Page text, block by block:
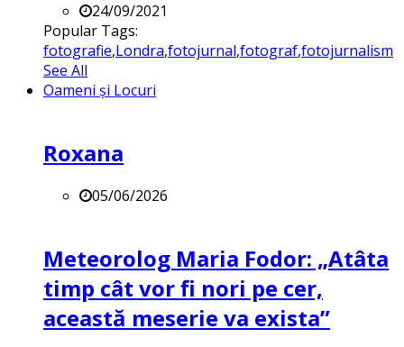
24/09/2021
Popular Tags:
fotografie,Londra,fotojurnal,fotograf,fotojurnalism
See All
Oameni și Locuri
Roxana
05/06/2026
Meteorolog Maria Fodor: „Atâta
timp cât vor fi nori pe cer,
această meserie va exista”